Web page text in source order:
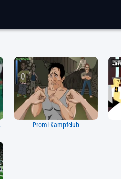
Promi-Kampfclub